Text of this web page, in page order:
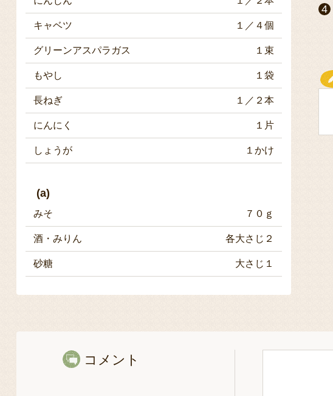
キャベツ １／４個
グリーンアスパラガス １束
もやし １袋
長ねぎ １／２本
にんにく １片
しょうが １かけ
(a)
みそ ７０ｇ
酒・みりん 各大さじ２
砂糖 大さじ１
コメント